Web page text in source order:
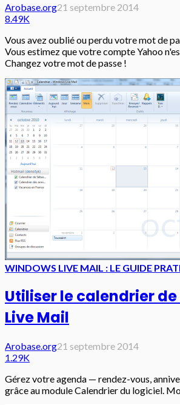
Arobase.org21 septembre 2014
8.49K
Vous avez oublié ou perdu votre mot de
Vous estimez que votre compte Yahoo
Changez votre mot de passe !
WINDOWS LIVE MAIL : LE GUIDE
Utiliser le calendrier
Live Mail
Arobase.org21 septembre 2014
1.29K
Gérez votre agenda — rendez-vous,
grâce au module Calendrier du logiciel.